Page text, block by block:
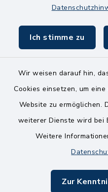
Ich stimme zu
Wir weisen darauf hin,
Cookies einsetzen, um
Website zu ermöglichen.
weiterer Dienste wird bei
Weitere
Zur
8.00-11.00 Uhr